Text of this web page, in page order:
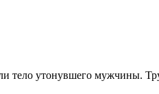
тело утонувшего мужчины.